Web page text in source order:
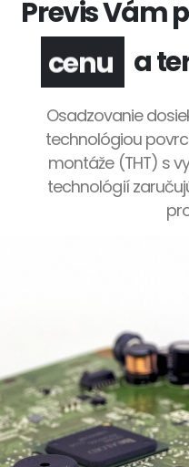
Previs Vám
kvalitu
a
Osadzovanie
technológiou
montáže (THT) s
technológií